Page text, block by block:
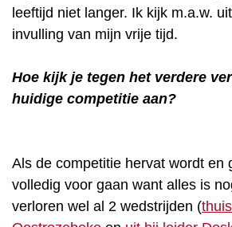
leeftijd niet langer. Ik kijk m.a.w.
invulling van mijn vrije tijd.
Hoe kijk je tegen het verdere
huidige competitie aan?
Als de competitie hervat wordt en
volledig voor gaan want alles is
verloren wel al 2 wedstrijden (